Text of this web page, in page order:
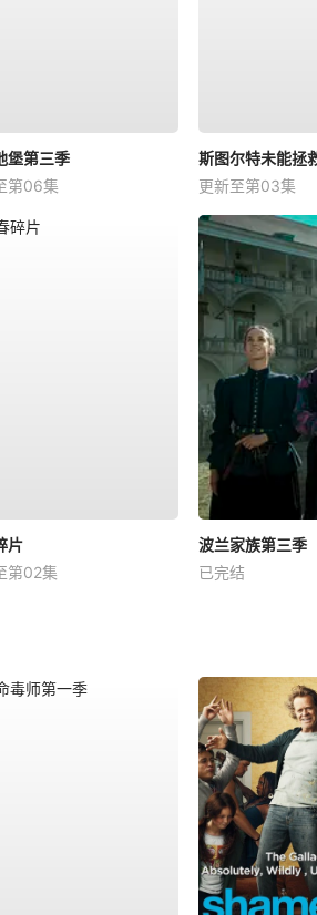
堡第三季
第06集
斯图尔特未能拯
更新至第03集
片
第02集
波兰家族第三季
已完结